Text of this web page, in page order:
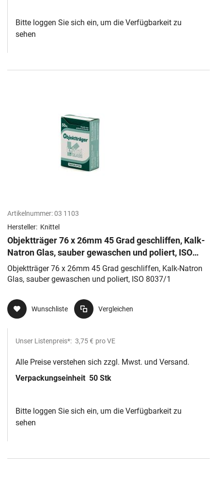
Bitte loggen Sie sich ein, um die Verfügbarkeit zu
sehen
Artikelnummer:03 1103
Hersteller: Knittel
Objektträger 76 x 26mm 45 Grad geschliffen, Kalk-
Natron Glas, sauber gewaschen und poliert, ISO
8037/1
Objektträger 76 x 26mm 45 Grad geschliffen, Kalk-Natron
Glas, sauber gewaschen und poliert, ISO 8037/1
Wunschliste Vergleichen
Unser Listenpreis*: 3,75 € pro VE
Alle Preise verstehen sich zzgl. Mwst. und Versand.
Verpackungseinheit 50 Stk
Bitte loggen Sie sich ein, um die Verfügbarkeit zu
sehen